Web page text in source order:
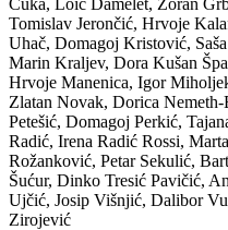
Tomislav Jerončić, Hrvoje
Uhač, Domagoj Kristović,
Marin Kraljev, Dora Kušan
Hrvoje Manenica, Igor
Zlatan Novak, Dorica
Petešić, Domagoj Perkić,
Radić, Irena Radić Rossi,
Rožanković, Petar Sekulić,
Šućur, Dinko Tresić Pavičić,
Ujčić, Josip Višnjić, Dalibor
Zirojević